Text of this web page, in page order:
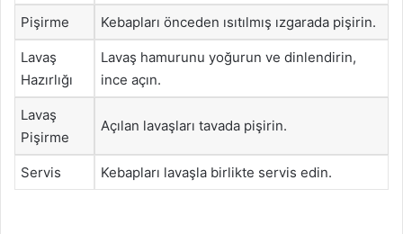
Pişirme Kebapları önceden ısıtılmış ızgarada pişirin.
Lavaş
Hazırlığı
Lavaş hamurunu yoğurun ve dinlendirin,
ince açın.
Lavaş
Pişirme
Açılan lavaşları tavada pişirin.
Servis Kebapları lavaşla birlikte servis edin.